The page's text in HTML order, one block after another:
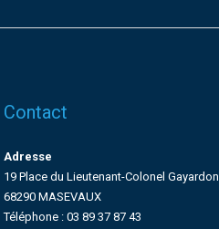
Contact
Adresse
19 Place du Lieutenant-Colonel Gayardon
68290 MASEVAUX
Téléphone : 03 89 37 87 43